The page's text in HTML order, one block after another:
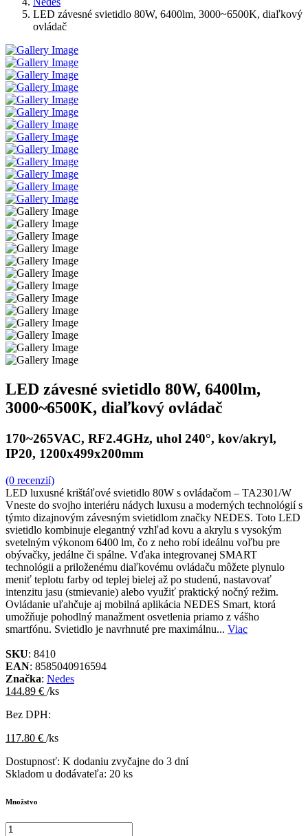
LED závesné svietidlo 80W, 6400lm, 3000~6500K, diaľkový
ovládač
LED závesné svietidlo 80W, 6400lm,
3000~6500K, diaľkový ovládač
170~265VAC, RF2.4GHz, uhol 240°, kov/akryl,
IP20, 1200x499x200mm
(0 recenzií)
LED luxusné krištáľové svietidlo 80W s ovládačom – TA2301/W
Vneste do svojho interiéru nádych luxusu a moderných technológií s
týmto dizajnovým závesným svietidlom značky NEDES. Toto LED
svietidlo kombinuje elegantný vzhľad kovu a akrylu s vysokým
svetelným výkonom 6400 lm, čo z neho robí ideálnu voľbu pre
obývačky, jedálne či spálne. Vďaka integrovanej SMART
technológii a priloženému diaľkovému ovládaču môžete plynulo
meniť teplotu farby od teplej bielej až po studenú, nastavovať
intenzitu jasu (stmievanie) alebo využiť praktický nočný režim.
Ovládanie uľahčuje aj mobilná aplikácia NEDES Smart, ktorá
umožňuje pohodlný manažment osvetlenia priamo z vášho
smartfónu. Svietidlo je navrhnuté pre maximálnu... Viac
SKU: 8410
EAN: 8585040916594
Značka: Nedes
144.89 € /ks
Bez DPH:
117.80 € /ks
Dostupnosť: K dodaniu zvyčajne do 3 dní
Skladom u dodávateľa: 20 ks
Množstvo